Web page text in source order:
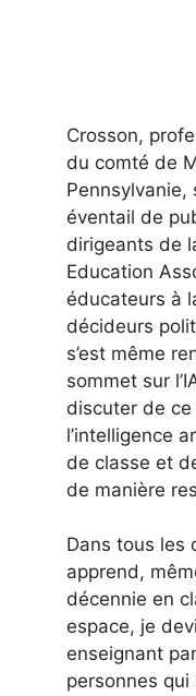
Crosson,
du comté de
Pennsylvanie,
éventail de
dirigeants de
Education
éducateurs à
décideurs
s’est même
sommet sur
discuter de
l’intelligence
de classe et
de manière
Dans tous les
apprend,
décennie en
espace, je
enseignant
personnes